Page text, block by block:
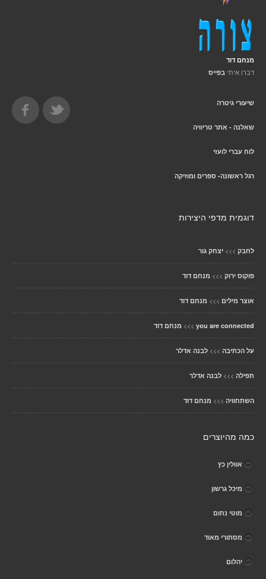
מנחם דוד
דברו איתי בפייס
שיעורי גיטרה
שאלנה - אתר טריוויה
לוח עברי לועזי
רגל ראשונה- ספרים ומוזיקה
דוגמית מדפי היצירות
לחבק >>> יצחק גור
פוקוס ירוק >>> מנחם דוד
אוצר מילים >>> מנחם דוד
you are connected
>>> מנחם דוד
על הכתיבה >>> לבנה אדלר
תפילה >>> לבנה אדלר
השתחוויה >>> מנחם דוד
כמה מהיוצרים
אוולין כץ
מיכל גרשון
מוטי נחום
מסתורי מאוד
יהלום